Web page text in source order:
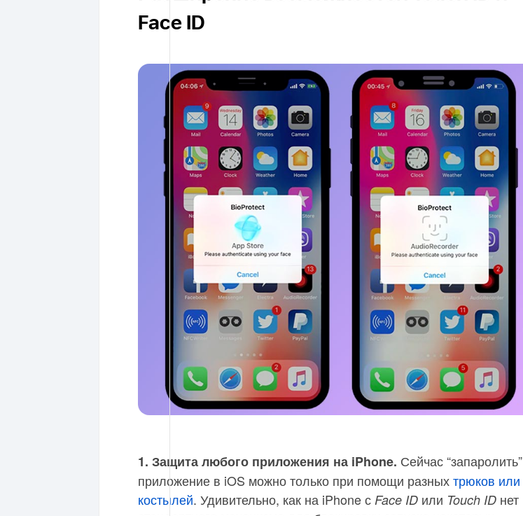
Face ID
1. Защита любого приложения на iPhone. Сейчас “запаролить”
приложение в iOS можно только при помощи разныхтрюков или
костылей. Удивительно, как на iPhone с Face ID или Touch ID нет